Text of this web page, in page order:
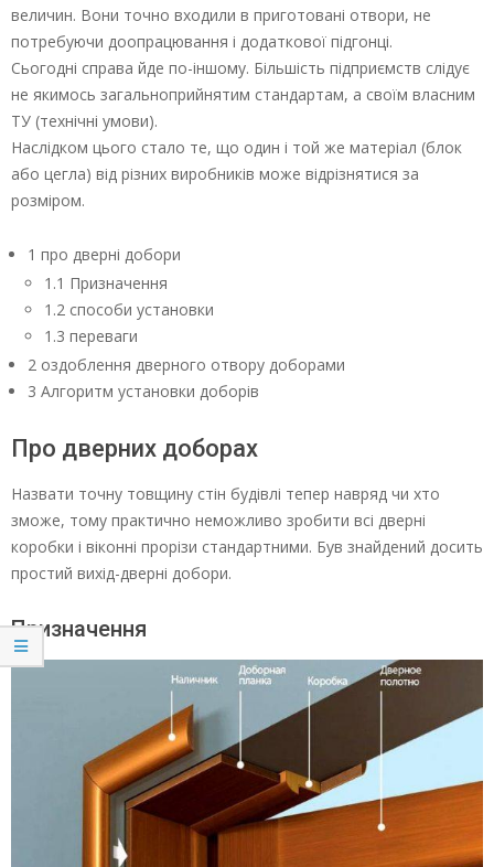
величин. Вони точно входили в приготовані отвори, не
потребуючи доопрацювання і додаткової підгонці.
Сьогодні справа йде по-іншому. Більшість підприємств слідує
не якимось загальноприйнятим стандартам, а своїм власним
ТУ (технічні умови).
Наслідком цього стало те, що один і той же матеріал (блок
або цегла) від різних виробників може відрізнятися за
розміром.
1 про дверні добори
1.1 Призначення
1.2 способи установки
1.3 переваги
2 оздоблення дверного отвору доборами
3 Алгоритм установки доборів
Про дверних доборах
Назвати точну товщину стін будівлі тепер навряд чи хто
зможе, тому практично неможливо зробити всі дверні
коробки і віконні прорізи стандартними. Був знайдений досить
простий вихід-дверні добори.
Призначення